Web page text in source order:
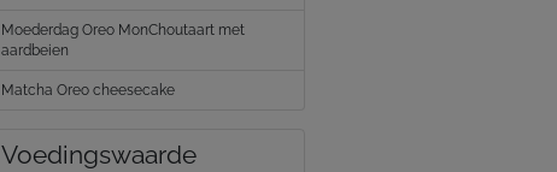
Moederdag Oreo MonChoutaart met
aardbeien
Matcha Oreo cheesecake
Voedingswaarde